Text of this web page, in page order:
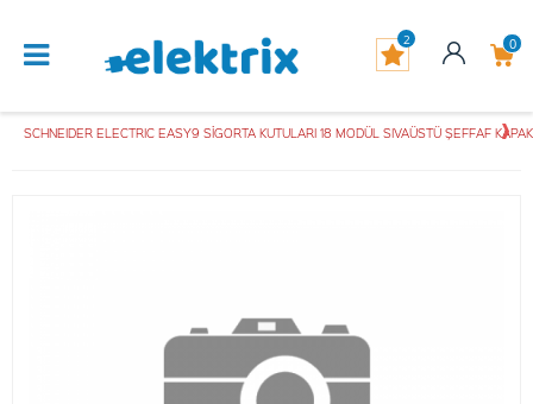
0
2
SCHNEIDER ELECTRIC EASY9 SİGORTA KUTULARI 18 MODÜL SIVAÜSTÜ ŞEFFAF KAPAK